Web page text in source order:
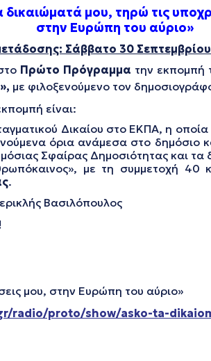
μου, τηρώ τις
στην Ευρώπη του αύριο»
Σάββατο 30
Πρώτο Πρόγραμμα την εκπομπή
με φιλοξενούμενο τον
είναι:
Δικαίου στο ΕΚΠΑ, η
όρια ανάμεσα στο δημόσιο
Σφαίρας Δημοσιότητας και τα
με τη συμμετοχή 40
.
Βασιλόπουλος
μου, στην Ευρώπη του αύριο»
radio/proto/show/asko-ta-